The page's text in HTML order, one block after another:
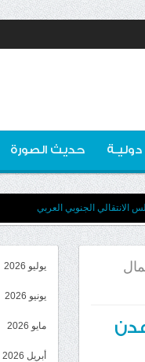
دوليـة حديث الصورة
الانتقالي الجنوبي العربي
يوليو 2026
يونيو 2026
مايو 2026
أبريل 2026